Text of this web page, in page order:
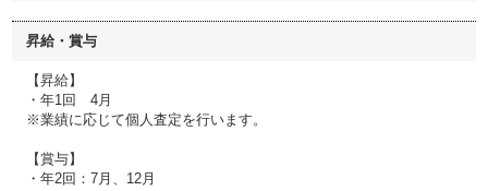
昇給・賞与
【昇給】
・年1回 4月
※業績に応じて個人査定を行います。
【賞与】
・年2回：7月、12月